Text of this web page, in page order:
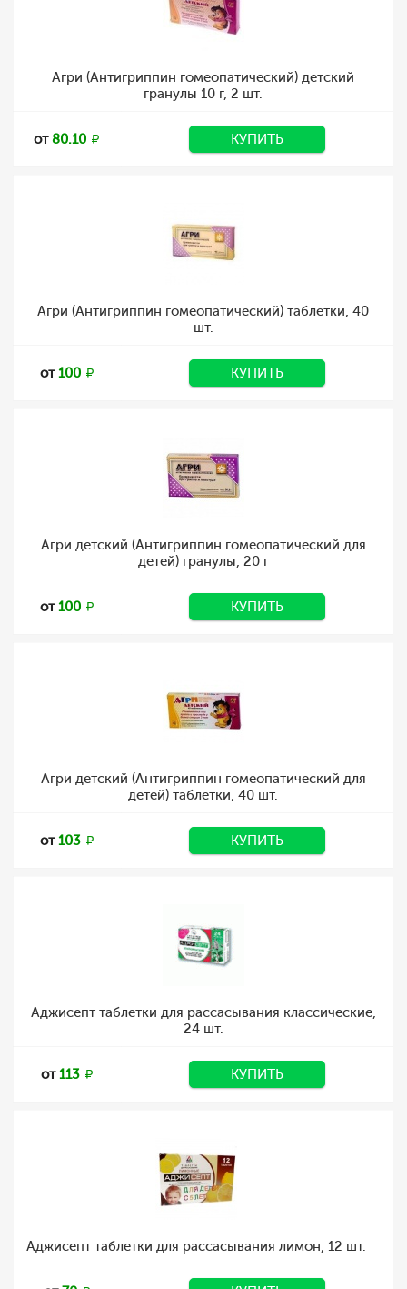
Агри (Антигриппин гомеопатический) детский
гранулы 10 г, 2 шт.
от80.10 КУПИТЬ
Агри (Антигриппин гомеопатический) таблетки, 40
шт.
от100 КУПИТЬ
Агри детский (Антигриппин гомеопатический для
детей) гранулы, 20 г
от100 КУПИТЬ
Агри детский (Антигриппин гомеопатический для
детей) таблетки, 40 шт.
от103 КУПИТЬ
Аджисепт таблетки для рассасывания классические,
24 шт.
от113 КУПИТЬ
Аджисепт таблетки для рассасывания лимон, 12 шт.